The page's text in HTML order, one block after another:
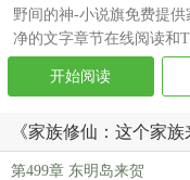
野间的神-小说旗免费提
净的文字章节在线阅读和
开始阅读
《家族修仙：这个家
第499章 东明岛来贺